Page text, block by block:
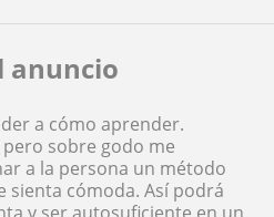
anuncio
a cómo aprender.
sobre godo me
a la persona un método
sienta cómoda. Así podrá